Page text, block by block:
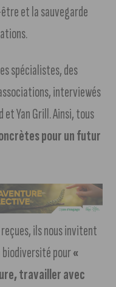
et la sauvegarde
spécialistes, des
interviewés
Yan Grill. Ainsi, tous
pour un futur
ils nous invitent
biodiversité pour«
travailler avec